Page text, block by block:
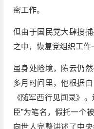
密工作。
但由于国民党大肆搜
之中，恢复党组织工作
虽身处险境，陈云仍
多月时间里，他根据
《随军西行见闻录》
臣”为笔名，假托一个
向世人完整讲述了中